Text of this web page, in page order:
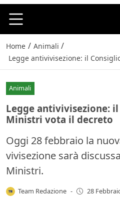
Home / Animali /
Legge antivivisezione: il
Animali
Legge antivivisezione:
Ministri vota il decreto
Oggi 28 febbraio la
vivisezione sarà
Ministri.
Team Redazione - 28